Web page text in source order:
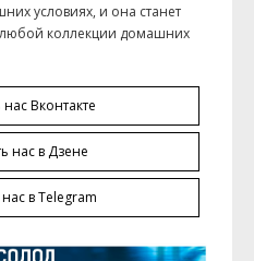
условиях, и она станет
коллекции домашних
нас Вконтакте
нас в Дзене
в Telegram